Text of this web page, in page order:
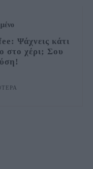
Ψάχνεις κάτι
στο χέρι; Σου